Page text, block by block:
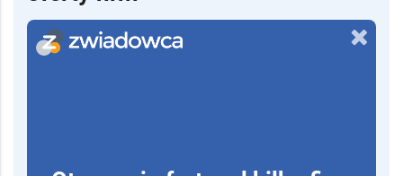
Wypełnij formularz i porównaj
oferty firm